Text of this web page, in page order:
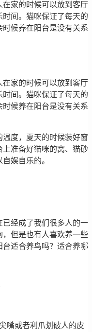
家的时候可以放到客厅
间。猫咪保证了每天的
候养在阳台是没有关系
家的时候可以放到客厅
间。猫咪保证了每天的
候养在阳台是没有关系
度，夏天的时候装好窗
准备好猫咪的窝、猫砂
娱自乐的。
经成了我们很多人的一
但是也有人喜欢养一些
适合养鸟吗？适合养哪
或者利爪划破人的皮